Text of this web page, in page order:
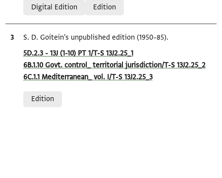
Digital Edition
Edition
Bibliographic citation
S. D. Goitein's unpublished edition (1950–85).
Location in source
5D.2.3 - 13J (1-10) PT 1/T-S 13J2.25_1
6B.1.10 Govt. control_ territorial jurisdiction/T-S 13J2.25_2
6C.1.1 Mediterranean_ vol. I/T-S 13J2.25_3
Edition